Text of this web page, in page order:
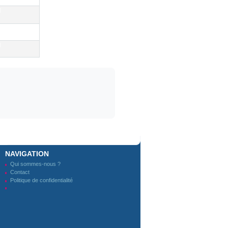
NAVIGATION
Qui sommes-nous ?
Contact
Politique de confidentialité